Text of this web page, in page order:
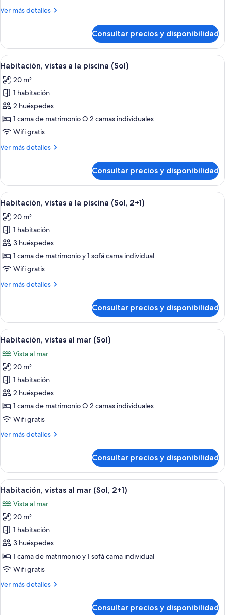
Ver más detalles
Más
(Sol,
2+1)
Consultar precios y disponibilidad
Abrir
todas
las
fotos
de
Habitación,
vistas
la
Habitación de hotel con una cama
8
Habitación, vistas a la piscina (Sol)
20 m²
1 habitación
2 huéspedes
1 cama de matrimonio O 2 camas individuales
Wifi gratis
Ver más detalles
Más
vistas
la
(Sol)
Consultar precios y disponibilidad
Abrir
todas
las
fotos
de
Habitación,
vistas
la
2+1)
Habitación de hotel con una cama
8
Habitación, vistas a la piscina (Sol, 2+1)
20 m²
1 habitación
3 huéspedes
1 cama de matrimonio y 1 sofá cama individual
Wifi gratis
Ver más detalles
Más
vistas
la
(Sol,
2+1)
Consultar precios y disponibilidad
Abrir
todas
las
fotos
de
Habitación,
vistas
al
(Sol)
Habitación de hotel con una cama
6
Habitación, vistas al mar (Sol)
Vista al mar
20 m²
1 habitación
2 huéspedes
1 cama de matrimonio O 2 camas individuales
Wifi gratis
Ver más detalles
Más
vistas
al
mar
Consultar precios y disponibilidad
Abrir
todas
las
fotos
de
Habitación,
vistas
al
(Sol,
Habitación de hotel con una cama
7
Habitación, vistas al mar (Sol, 2+1)
Vista al mar
20 m²
1 habitación
3 huéspedes
1 cama de matrimonio y 1 sofá cama individual
Wifi gratis
Ver más detalles
Más
Consultar precios y disponibilidad